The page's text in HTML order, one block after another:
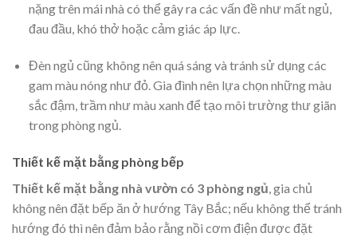
nặng trên mái nhà có thể gây ra các vấn đề như mất ngủ,
đau đầu, khó thở hoặc cảm giác áp lực.
Đèn ngủ cũng không nên quá sáng và tránh sử dụng các
gam màu nóng như đỏ. Gia đình nên lựa chọn những màu
sắc đậm, trầm như màu xanh để tạo môi trường thư giãn
trong phòng ngủ.
Thiết kế mặt bằng phòng bếp
Thiết kế mặt bằng nhà vườn có 3 phòng ngủ, gia chủ
không nên đặt bếp ăn ở hướng Tây Bắc; nếu không thể tránh
hướng đó thì nên đảm bảo rằng nồi cơm điện được đặt